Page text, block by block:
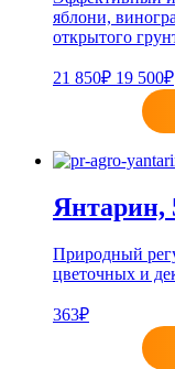
яблони,
открытого
21 850₽ 19 500₽
Янтарин,
Природный
цветочных и
363₽